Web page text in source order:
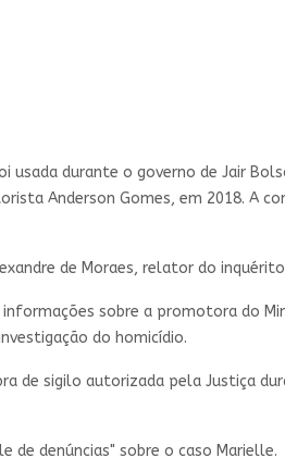
usada durante o governo de Jair
Anderson Gomes, em 2018. A
de Moraes, relator do
sobre a promotora do
do homicídio.
de sigilo autorizada pela Justiça
denúncias" sobre o caso Marielle.